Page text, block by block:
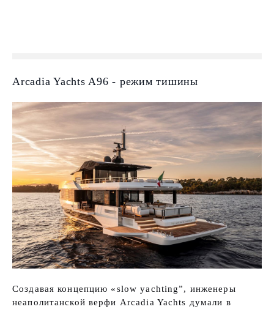
Arcadia Yachts A96 - режим тишины
Создавая концепцию «slow yachting”, инженеры
неаполитанской верфи Arcadia Yachts думали в